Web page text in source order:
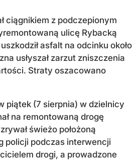
ciągnikiem z podczepionym
ulicę Rybacką
asfalt na odcinku około
usłyszał zarzut zniszczenia
Straty oszacowano
piątek (7 sierpnia) w dzielnicy
na remontowaną drogę
świeżo położoną
policji podczas interwencji
drogi, a prowadzone